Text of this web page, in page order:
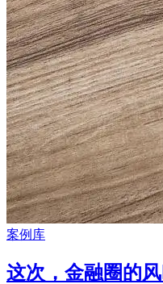
案例库
这次，金融圈的